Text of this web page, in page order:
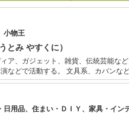
小物王
とみ やすくに）
ア、ガジェット、雑貨、伝統芸能な
ンなどの装身具、お茶、やかん、ガジェット、小
る著書もある。テレビ「マツコの知
ム手帳の人として出演。
日用品、住まい・ＤＩＹ、家具・イン